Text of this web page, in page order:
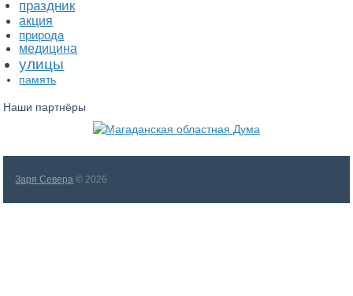
праздник
акция
природа
медицина
улицы
память
Наши партнёры
Заря Севера © 2026